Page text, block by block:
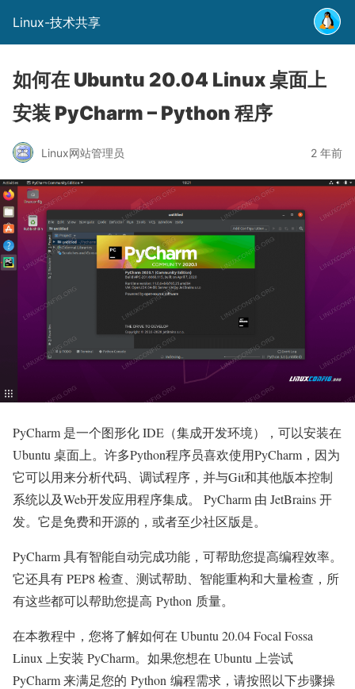
Linux-技术共享
如何在 Ubuntu 20.04 Linux 桌面上
安装 PyCharm – Python 程序
Linux网站管理员 2 年前
PyCharm 是一个图形化 IDE（集成开发环境），可以安装在
Ubuntu 桌面上。许多Python程序员喜欢使用PyCharm，因为
它可以用来分析代码、调试程序，并与Git和其他版本控制
系统以及Web开发应用程序集成。 PyCharm 由 JetBrains 开
发。它是免费和开源的，或者至少社区版是。
PyCharm 具有智能自动完成功能，可帮助您提高编程效率。
它还具有 PEP8 检查、测试帮助、智能重构和大量检查，所
有这些都可以帮助您提高 Python 质量。
在本教程中，您将了解如何在 Ubuntu 20.04 Focal Fossa
Linux 上安装 PyCharm。如果您想在 Ubuntu 上尝试
PyCharm 来满足您的 Python 编程需求，请按照以下步骤操